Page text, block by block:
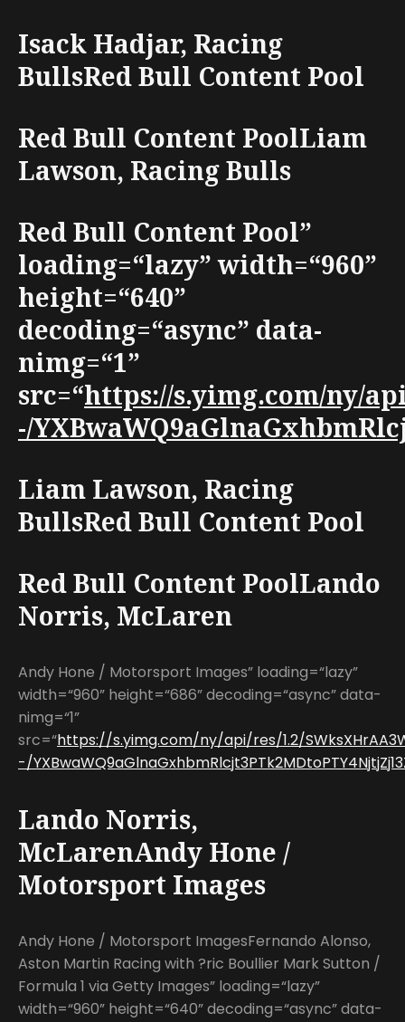
Isack Hadjar, Racing
BullsRed Bull Content Pool
Red Bull Content PoolLiam
Lawson, Racing Bulls
Red Bull Content Pool”
loading=“lazy” width=“960”
height=“640”
decoding=“async” data-
nimg=“1”
src=“https://s.yimg.com/ny/
-/
Liam Lawson, Racing
BullsRed Bull Content Pool
Red Bull Content PoolLando
Norris, McLaren
Andy Hone / Motorsport Images” loading=“lazy”
width=“960” height=“686” decoding=“async” data-
nimg=“1”
src=“https://s.yimg.com/ny/api/res/1.2/
-/
Lando Norris,
McLarenAndy Hone /
Motorsport Images
Andy Hone / Motorsport ImagesFernando Alonso,
Aston Martin Racing with ?ric Boullier Mark Sutton /
Formula 1 via Getty Images” loading=“lazy”
width=“960” height=“640” decoding=“async” data-